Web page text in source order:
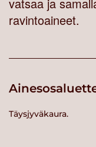
ravintoaineet.
Täysjyväkaura.